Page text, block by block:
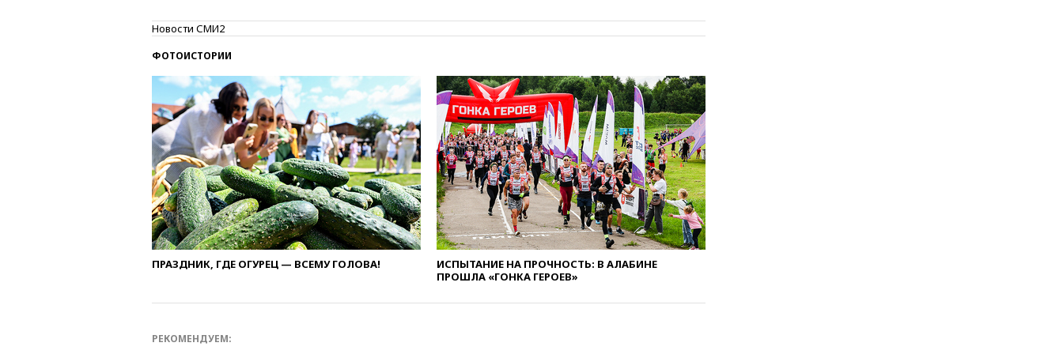
09:32В Тверской области
обломки дрона повредили
фасад логокомплекса
Wildberries
09:18В Ярославской области
отражена самая
массированная атака БПЛА
09:16Трамп сообщил об
огромном запасе боеприпасов
в США
прощаются с молодыми
россиянами, жестоко убитыми
Новости СМИ2
ФОТОИСТОРИИ
ПРАЗДНИК, ГДЕ ОГУРЕЦ — ВСЕМУ ГОЛОВА!
ИСПЫТАНИЕ НА ПРОЧНОСТЬ: В АЛАБИНЕ
ПРОШЛА «ГОНКА ГЕРОЕВ»
РЕКОМЕНДУЕМ: